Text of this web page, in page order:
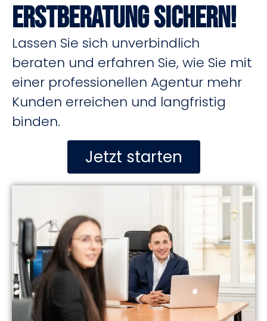
Erstberatung sichern!
Lassen Sie sich unverbindlich
beraten und erfahren Sie, wie Sie mit
einer professionellen Agentur mehr
Kunden erreichen und langfristig
binden.
Jetzt starten